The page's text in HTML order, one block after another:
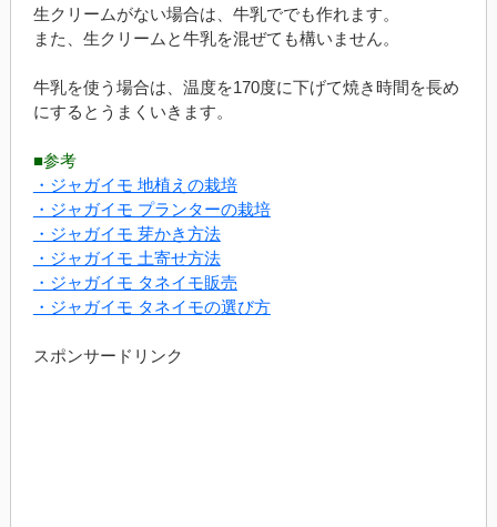
生クリームがない場合は、牛乳ででも作れます。
また、生クリームと牛乳を混ぜても構いません。
牛乳を使う場合は、温度を170度に下げて焼き時間を長め
にするとうまくいきます。
■参考
・ジャガイモ 地植えの栽培
・ジャガイモ プランターの栽培
・ジャガイモ 芽かき方法
・ジャガイモ 土寄せ方法
・ジャガイモ タネイモ販売
・ジャガイモ タネイモの選び方
スポンサードリンク